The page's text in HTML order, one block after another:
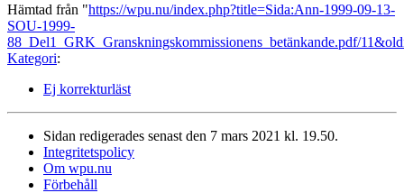
Hämtad från "https://wpu.nu/index.php?title=Sida:Ann-1999-09-13-
SOU-1999-
88_Del1_GRK_Granskningskommissionens_betänkande.pdf/
Kategori:
Ej korrekturläst
Sidan redigerades senast den 7 mars 2021 kl. 19.50.
Integritetspolicy
Om wpu.nu
Förbehåll